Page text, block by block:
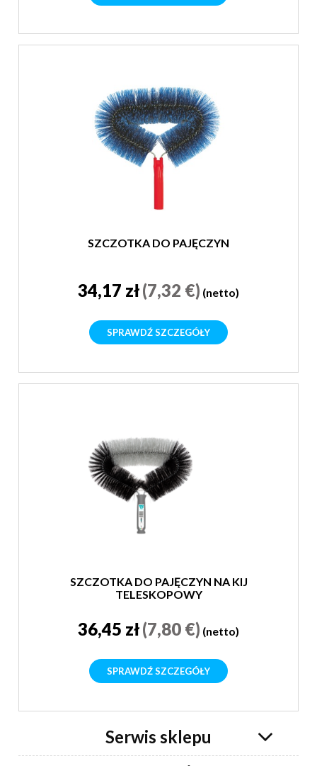
SZCZOTKA DO PAJĘCZYN
34,17 zł(7,32 €) (netto)
SPRAWDŹ SZCZEGÓŁY
SZCZOTKA DO PAJĘCZYN NA KIJ
TELESKOPOWY
36,45 zł(7,80 €) (netto)
SPRAWDŹ SZCZEGÓŁY
Serwis sklepu